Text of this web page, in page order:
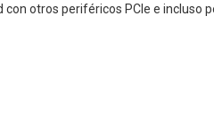
otros periféricos PCIe e incluso